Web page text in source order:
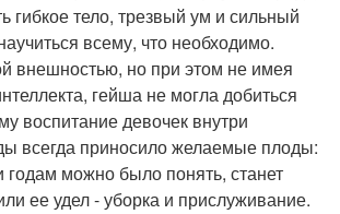
гибкое тело, трезвый ум и сильный
всему, что необходимо.
внешностью, но при этом не имея
гейша не могла добиться
воспитание девочек внутри
всегда приносило желаемые плоды:
годам можно было понять, станет
ее удел - уборка и прислуживание.